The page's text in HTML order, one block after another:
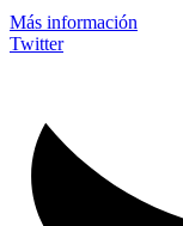
Más información
Twitter